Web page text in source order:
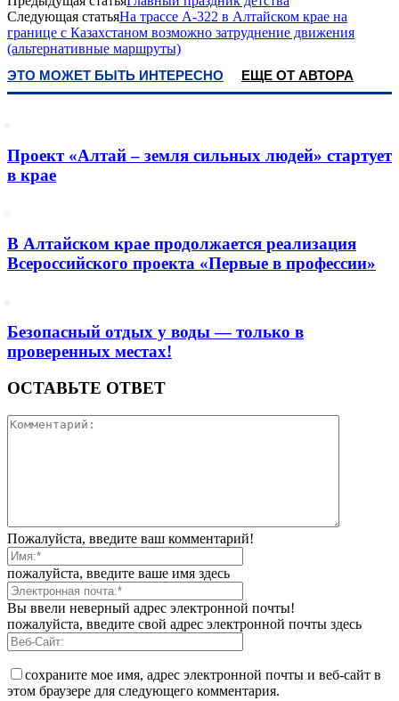
Следующая статьяНа трассе А-322 в Алтайском крае на
границе с Казахстаном возможно затруднение движения
(альтернативные маршруты)
ЭТО МОЖЕТ БЫТЬ ИНТЕРЕСНО ЕЩЕ ОТ АВТОРА
Проект «Алтай – земля сильных людей» стартует
в крае
В Алтайском крае продолжается реализация
Всероссийского проекта «Первые в профессии»
Безопасный отдых у воды — только в
проверенных местах!
ОСТАВЬТЕ ОТВЕТ
Пожалуйста, введите ваш комментарий!
пожалуйста, введите ваше имя здесь
Вы ввели неверный адрес электронной почты!
пожалуйста, введите свой адрес электронной почты здесь
сохраните мое имя, адрес электронной почты и веб-сайт в
этом браузере для следующего комментария.